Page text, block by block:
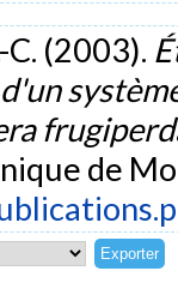
C. (2003).
de